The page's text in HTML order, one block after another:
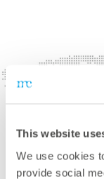
This website
We use cookies
provide social